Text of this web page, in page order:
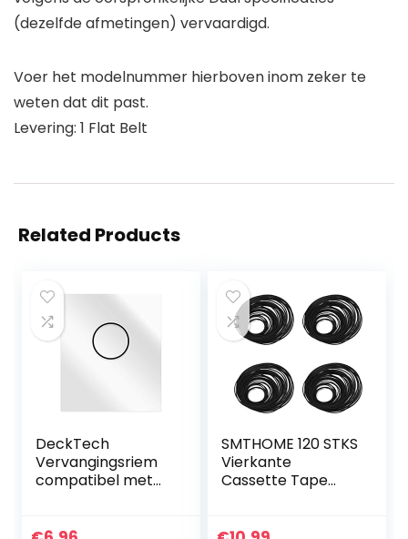
(dezelfde afmetingen) vervaardigd.
Voer het modelnummer hierboven inom zeker te
weten dat dit past.
Levering: 1 Flat Belt
Related Products
DeckTech
Vervangingsriem
compatibel met
SMTHOME 120 STKS
Vierkante
Cassette Tape